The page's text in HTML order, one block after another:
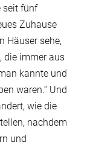
seit fünf
Zuhause
Häuser sehe,
die immer aus
kannte und
waren.“ Und
wie die
nachdem
und